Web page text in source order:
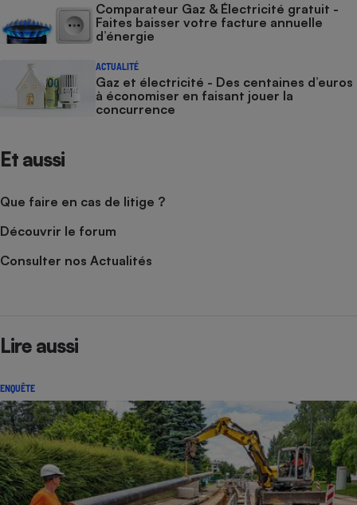
Comparateur Gaz & Électricité gratuit -
Faites baisser votre facture annuelle
d’énergie
ACTUALITÉ
Gaz et électricité - Des centaines d’euros
à économiser en faisant jouer la
concurrence
Et aussi
Que faire en cas de litige ?
Découvrir le forum
Consulter nos Actualités
Lire aussi
ENQUÊTE